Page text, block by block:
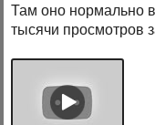
Там оно нормально
тысячи просмотров